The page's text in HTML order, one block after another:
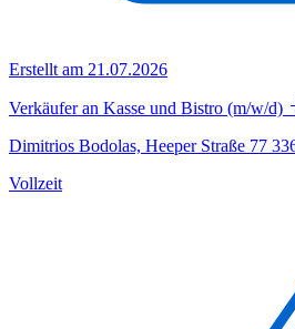
Erstellt am 21.07.2026
Verkäufer an Kasse und Bistro (m/w/d)
Dimitrios Bodolas, Heeper Straße 77
Vollzeit